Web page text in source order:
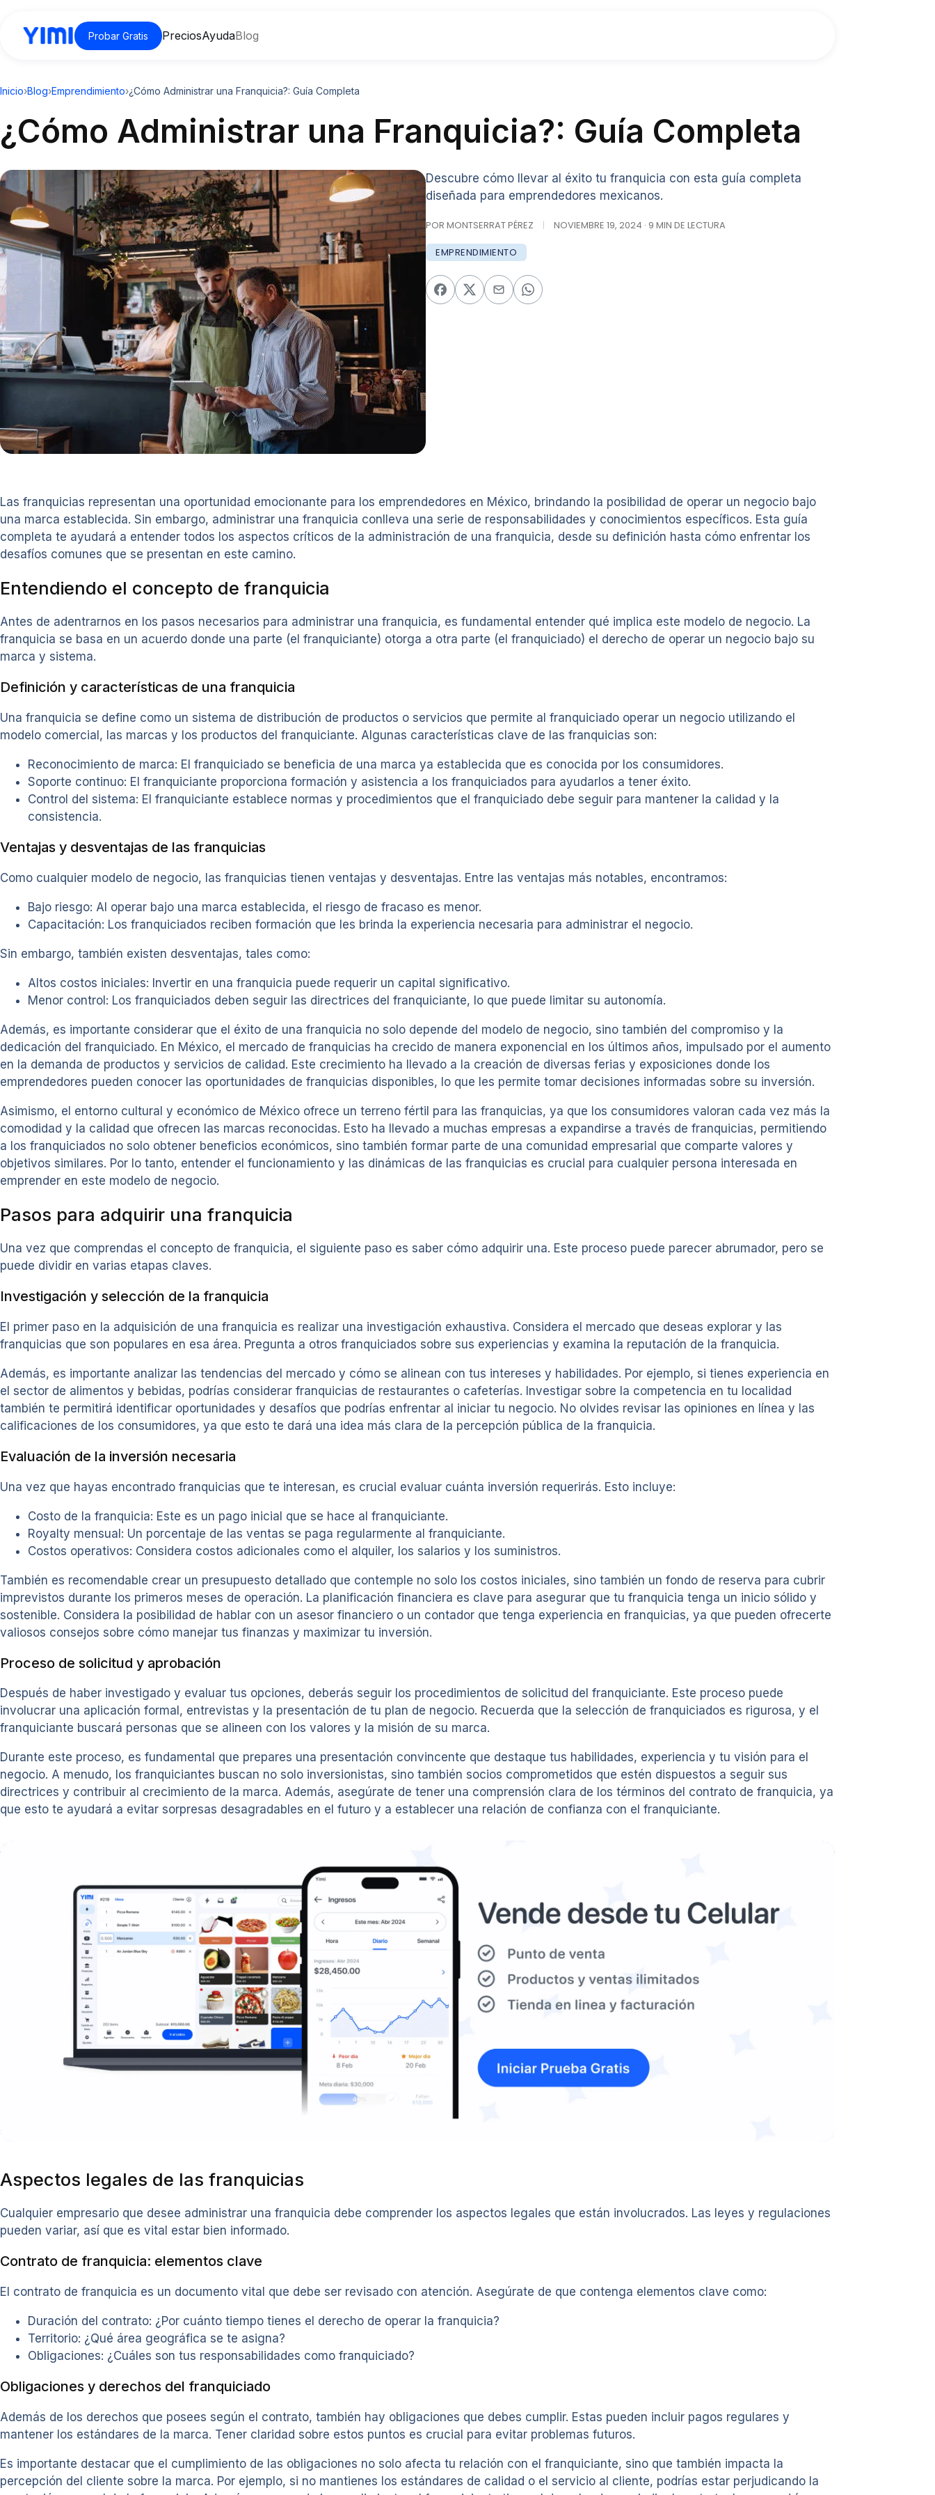
Probar Gratis PreciosAyudaBlog
Inicio›Blog›Emprendimiento›¿Cómo Administrar una Franquicia?: Guía Completa
¿Cómo Administrar una Franquicia?: Guía Completa
Descubre cómo llevar al éxito tu franquicia con esta guía completa
diseñada para emprendedores mexicanos.
POR MONTSERRAT PÉREZ | NOVIEMBRE 19, 2024 · 9 MIN DE LECTURA
EMPRENDIMIENTO
Las franquicias representan una oportunidad emocionante para los emprendedores en México, brindando la posibilidad de operar un negocio bajo
una marca establecida. Sin embargo, administrar una franquicia conlleva una serie de responsabilidades y conocimientos específicos. Esta guía
completa te ayudará a entender todos los aspectos críticos de la administración de una franquicia, desde su definición hasta cómo enfrentar los
desafíos comunes que se presentan en este camino.
Entendiendo el concepto de franquicia
Antes de adentrarnos en los pasos necesarios para administrar una franquicia, es fundamental entender qué implica este modelo de negocio. La
franquicia se basa en un acuerdo donde una parte (el franquiciante) otorga a otra parte (el franquiciado) el derecho de operar un negocio bajo su
marca y sistema.
Definición y características de una franquicia
Una franquicia se define como un sistema de distribución de productos o servicios que permite al franquiciado operar un negocio utilizando el
modelo comercial, las marcas y los productos del franquiciante. Algunas características clave de las franquicias son:
Reconocimiento de marca: El franquiciado se beneficia de una marca ya establecida que es conocida por los consumidores.
Soporte continuo: El franquiciante proporciona formación y asistencia a los franquiciados para ayudarlos a tener éxito.
Control del sistema: El franquiciante establece normas y procedimientos que el franquiciado debe seguir para mantener la calidad y la
consistencia.
Ventajas y desventajas de las franquicias
Como cualquier modelo de negocio, las franquicias tienen ventajas y desventajas. Entre las ventajas más notables, encontramos:
Bajo riesgo: Al operar bajo una marca establecida, el riesgo de fracaso es menor.
Capacitación: Los franquiciados reciben formación que les brinda la experiencia necesaria para administrar el negocio.
Sin embargo, también existen desventajas, tales como:
Altos costos iniciales: Invertir en una franquicia puede requerir un capital significativo.
Menor control: Los franquiciados deben seguir las directrices del franquiciante, lo que puede limitar su autonomía.
Además, es importante considerar que el éxito de una franquicia no solo depende del modelo de negocio, sino también del compromiso y la
dedicación del franquiciado. En México, el mercado de franquicias ha crecido de manera exponencial en los últimos años, impulsado por el aumento
en la demanda de productos y servicios de calidad. Este crecimiento ha llevado a la creación de diversas ferias y exposiciones donde los
emprendedores pueden conocer las oportunidades de franquicias disponibles, lo que les permite tomar decisiones informadas sobre su inversión.
Asimismo, el entorno cultural y económico de México ofrece un terreno fértil para las franquicias, ya que los consumidores valoran cada vez más la
comodidad y la calidad que ofrecen las marcas reconocidas. Esto ha llevado a muchas empresas a expandirse a través de franquicias, permitiendo
a los franquiciados no solo obtener beneficios económicos, sino también formar parte de una comunidad empresarial que comparte valores y
objetivos similares. Por lo tanto, entender el funcionamiento y las dinámicas de las franquicias es crucial para cualquier persona interesada en
emprender en este modelo de negocio.
Pasos para adquirir una franquicia
Una vez que comprendas el concepto de franquicia, el siguiente paso es saber cómo adquirir una. Este proceso puede parecer abrumador, pero se
puede dividir en varias etapas claves.
Investigación y selección de la franquicia
El primer paso en la adquisición de una franquicia es realizar una investigación exhaustiva. Considera el mercado que deseas explorar y las
franquicias que son populares en esa área. Pregunta a otros franquiciados sobre sus experiencias y examina la reputación de la franquicia.
Además, es importante analizar las tendencias del mercado y cómo se alinean con tus intereses y habilidades. Por ejemplo, si tienes experiencia en
el sector de alimentos y bebidas, podrías considerar franquicias de restaurantes o cafeterías. Investigar sobre la competencia en tu localidad
también te permitirá identificar oportunidades y desafíos que podrías enfrentar al iniciar tu negocio. No olvides revisar las opiniones en línea y las
calificaciones de los consumidores, ya que esto te dará una idea más clara de la percepción pública de la franquicia.
Evaluación de la inversión necesaria
Una vez que hayas encontrado franquicias que te interesan, es crucial evaluar cuánta inversión requerirás. Esto incluye:
Costo de la franquicia: Este es un pago inicial que se hace al franquiciante.
Royalty mensual: Un porcentaje de las ventas se paga regularmente al franquiciante.
Costos operativos: Considera costos adicionales como el alquiler, los salarios y los suministros.
También es recomendable crear un presupuesto detallado que contemple no solo los costos iniciales, sino también un fondo de reserva para cubrir
imprevistos durante los primeros meses de operación. La planificación financiera es clave para asegurar que tu franquicia tenga un inicio sólido y
sostenible. Considera la posibilidad de hablar con un asesor financiero o un contador que tenga experiencia en franquicias, ya que pueden ofrecerte
valiosos consejos sobre cómo manejar tus finanzas y maximizar tu inversión.
Proceso de solicitud y aprobación
Después de haber investigado y evaluar tus opciones, deberás seguir los procedimientos de solicitud del franquiciante. Este proceso puede
involucrar una aplicación formal, entrevistas y la presentación de tu plan de negocio. Recuerda que la selección de franquiciados es rigurosa, y el
franquiciante buscará personas que se alineen con los valores y la misión de su marca.
Durante este proceso, es fundamental que prepares una presentación convincente que destaque tus habilidades, experiencia y tu visión para el
negocio. A menudo, los franquiciantes buscan no solo inversionistas, sino también socios comprometidos que estén dispuestos a seguir sus
directrices y contribuir al crecimiento de la marca. Además, asegúrate de tener una comprensión clara de los términos del contrato de franquicia, ya
que esto te ayudará a evitar sorpresas desagradables en el futuro y a establecer una relación de confianza con el franquiciante.
Aspectos legales de las franquicias
Cualquier empresario que desee administrar una franquicia debe comprender los aspectos legales que están involucrados. Las leyes y regulaciones
pueden variar, así que es vital estar bien informado.
Contrato de franquicia: elementos clave
El contrato de franquicia es un documento vital que debe ser revisado con atención. Asegúrate de que contenga elementos clave como:
Duración del contrato: ¿Por cuánto tiempo tienes el derecho de operar la franquicia?
Territorio: ¿Qué área geográfica se te asigna?
Obligaciones: ¿Cuáles son tus responsabilidades como franquiciado?
Obligaciones y derechos del franquiciado
Además de los derechos que posees según el contrato, también hay obligaciones que debes cumplir. Estas pueden incluir pagos regulares y
mantener los estándares de la marca. Tener claridad sobre estos puntos es crucial para evitar problemas futuros.
Es importante destacar que el cumplimiento de las obligaciones no solo afecta tu relación con el franquiciante, sino que también impacta la
percepción del cliente sobre la marca. Por ejemplo, si no mantienes los estándares de calidad o el servicio al cliente, podrías estar perjudicando la